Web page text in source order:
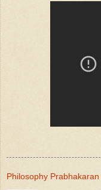
Philosophy Prabhakaran